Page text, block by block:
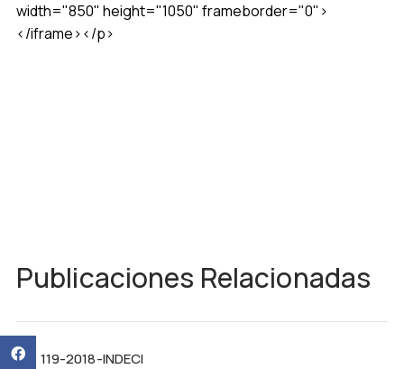
width="850" height="1050" frameborder="0">
</iframe></p>
Publicaciones Relacionadas
R.J. 119-2018-INDECI